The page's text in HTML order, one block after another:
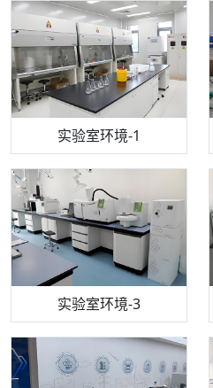
实验室环境-1
实验室环境-3
机构质检技术员-1
机构质检技术员-3
步入式恒温恒湿试验箱
高效液相色谱仪